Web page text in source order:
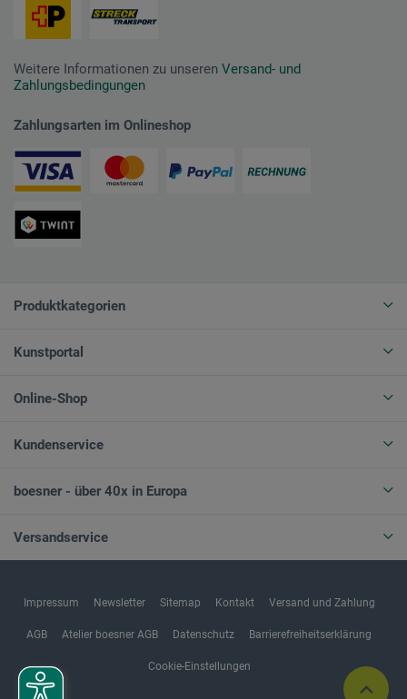
Weitere Informationen zu unseren Versand- und
Zahlungsbedingungen
Zahlungsarten im Onlineshop
Produktkategorien
Kunstportal
Online-Shop
Kundenservice
boesner - über 40x in Europa
Versandservice
Impressum Newsletter Sitemap Kontakt Versand und Zahlung
AGB Atelier boesner AGB Datenschutz Barrierefreiheitserklärung
Cookie-Einstellungen